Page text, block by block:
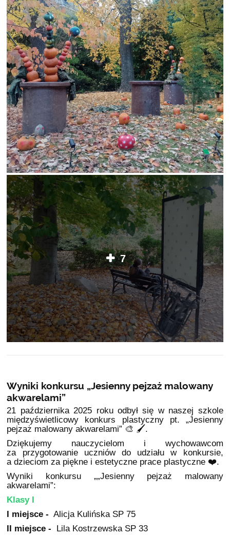
7
Wyniki konkursu „Jesienny pejzaż malowany
akwarelami”
21 października 2025 roku odbył się w naszej szkole
międzyświetlicowy konkurs plastyczny pt. „Jesienny
pejzaż malowany akwarelami” 🎨 🖌️.
Dziękujemy nauczycielom i wychowawcom
za przygotowanie uczniów do udziału w konkursie,
a dzieciom za piękne i estetyczne prace plastyczne ❤️️️.
Wyniki konkursu „„Jesienny pejzaż malowany
akwarelami”:
Klasy I
I miejsce - Alicja Kulińska SP 75
II miejsce - Lila Kostrzewska SP 33